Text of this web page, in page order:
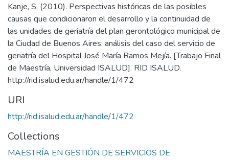
Kanje, S. (2010). Perspectivas históricas de las posibles
causas que condicionaron el desarrollo y la continuidad de
las unidades de geriatría del plan gerontológico municipal de
la Ciudad de Buenos Aires: análisis del caso del servicio de
geriatría del Hospital José María Ramos Mejía. [Trabajo Final
de Maestría, Universidad ISALUD]. RID ISALUD.
http://rid.isalud.edu.ar/handle/1/472
URI
http://rid.isalud.edu.ar/handle/1/472
Collections
MAESTRÍA EN GESTIÓN DE SERVICIOS DE